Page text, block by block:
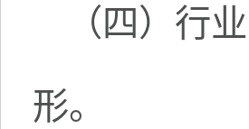
（四）行
形。